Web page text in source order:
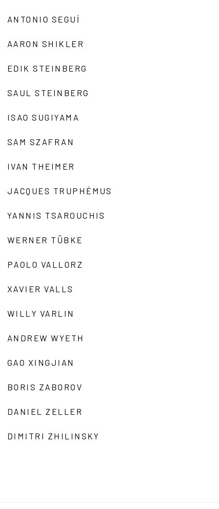
ANTONIO SEGUÍ
AARON SHIKLER
EDIK STEINBERG
SAUL STEINBERG
ISAO SUGIYAMA
SAM SZAFRAN
IVAN THEIMER
JACQUES TRUPHÉMUS
YANNIS TSAROUCHIS
WERNER TÜBKE
PAOLO VALLORZ
XAVIER VALLS
WILLY VARLIN
ANDREW WYETH
GAO XINGJIAN
BORIS ZABOROV
DANIEL ZELLER
DIMITRI ZHILINSKY